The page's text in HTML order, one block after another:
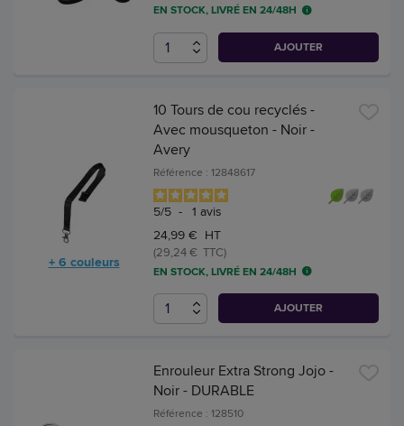
EN STOCK, LIVRÉ EN 24/48H
AJOUTER
+ 6 couleurs
10 Tours de cou recyclés -
Avec mousqueton - Noir -
Avery
Référence : 12848617
5/5 - 1 avis
24,99 € HT
(29,24 € TTC)
EN STOCK, LIVRÉ EN 24/48H
AJOUTER
Enrouleur Extra Strong Jojo -
Noir - DURABLE
Référence : 128510